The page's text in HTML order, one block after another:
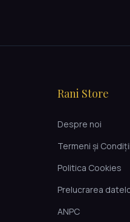
Rani Store
Despre noi
Termeni și Condiții
Politica Cookies
Prelucrarea
ANPC